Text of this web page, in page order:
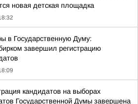
новая детская площадка
в Государственную Думу:
завершил регистрацию
кандидатов на выборах
Государственной Думы завершена